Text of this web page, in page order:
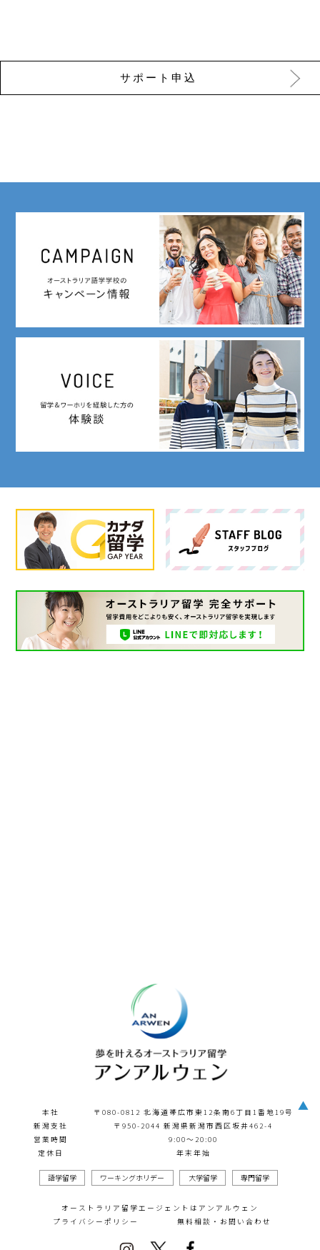
サポート申込
本社
〒080-0812 北海道帯広市東12条南6丁目1番地19号
新潟支社
〒950-2044 新潟県新潟市西区坂井462-4
営業時間
9:00～20:00
定休日
年末年始
語学留学 ワーキングホリデー 大学留学 専門留学
オーストラリア留学エージェントはアンアルウェン
プライバシーポリシー
無料相談・お問い合わせ
▲